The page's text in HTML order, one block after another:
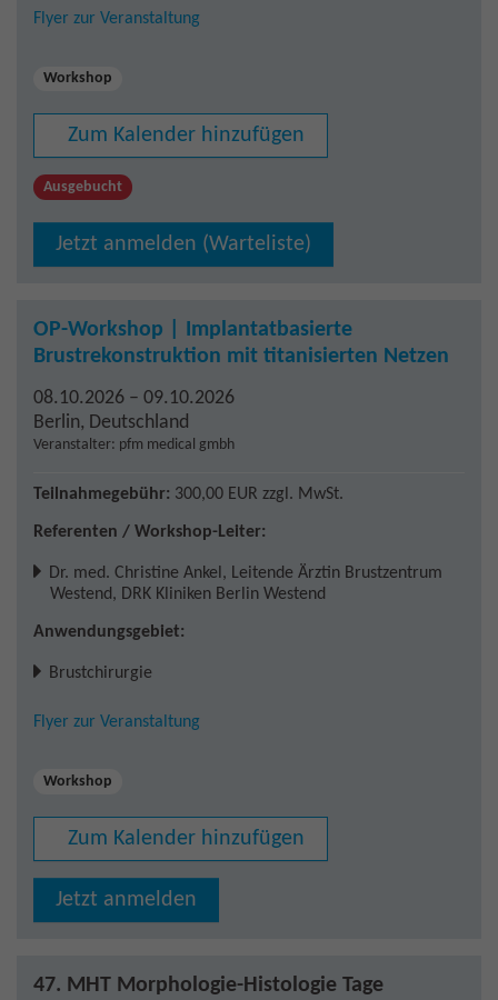
Flyer zur Veranstaltung
Workshop
Zum Kalender hinzufügen
Ausgebucht
Jetzt anmelden (Warteliste)
OP-Workshop | Implantatbasierte
Brustrekonstruktion mit titanisierten Netzen
08.10.2026 – 09.10.2026
Berlin, Deutschland
Veranstalter: pfm medical gmbh
Teilnahmegebühr: 300,00 EUR zzgl. MwSt.
Referenten / Workshop-Leiter:
Dr. med. Christine Ankel , Leitende Ärztin Brustzentrum
Westend, DRK Kliniken Berlin Westend
Anwendungsgebiet:
Brustchirurgie
Flyer zur Veranstaltung
Workshop
Zum Kalender hinzufügen
Jetzt anmelden
47. MHT Morphologie-Histologie Tage